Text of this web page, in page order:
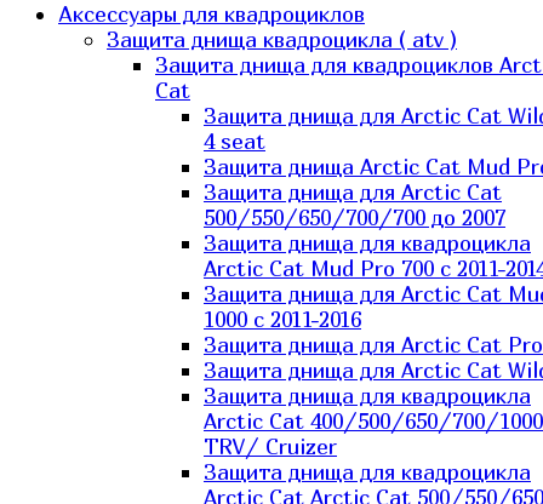
Аксессуары для квадроциклов
Защита днища квадроцикла ( atv )
Защита днища для квадроциклов
Cat
Защита днища для Arctic Cat
4 seat
Защита днища Arctic Cat Mud
Защита днища для Arctic Cat
500/550/650/700/700 до 2007
Защита днища для квадроцикла
Arctic Cat Mud Pro 700 с 2011-
Защита днища для Arctic Cat
1000 c 2011-2016
Защита днища для Arctic Cat
Защита днища для Arctic Cat
Защита днища для квадроцикла
Arctic Cat 400/500/650/700/1000
TRV/ Cruizer
Защита днища для квадроцикла
Arctic Cat Arctic Cat 500/550/